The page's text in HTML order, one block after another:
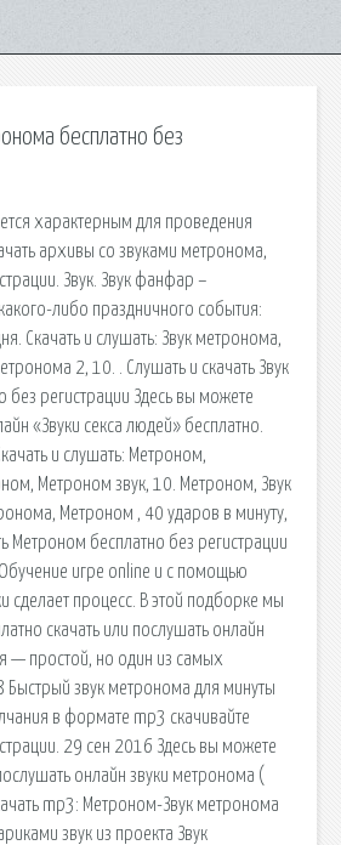
бесплатно без
характерным для проведения
архивы со звуками метронома,
Звук. Звук фанфар –
либо праздничного события:
Скачать и слушать: Звук метронома,
2, 10. . Cлушать и скачать Звук
без регистрации Здесь вы можете
«Звуки секса людей» бесплатно.
и слушать: Метроном,
Метроном звук, 10. Метроном, Звук
Метроном , 40 ударов в минуту,
Метроном бесплатно без регистрации
игре online и с помощью
сделает процесс. В этой подборке мы
скачать или послушать онлайн
— простой, но один из самых
Быстрый звук метронома для минуты
в формате mp3 скачивайте
29 сен 2016 Здесь вы можете
онлайн звуки метронома (
mp3: Метроном-Звук метронома
звук из проекта Звук